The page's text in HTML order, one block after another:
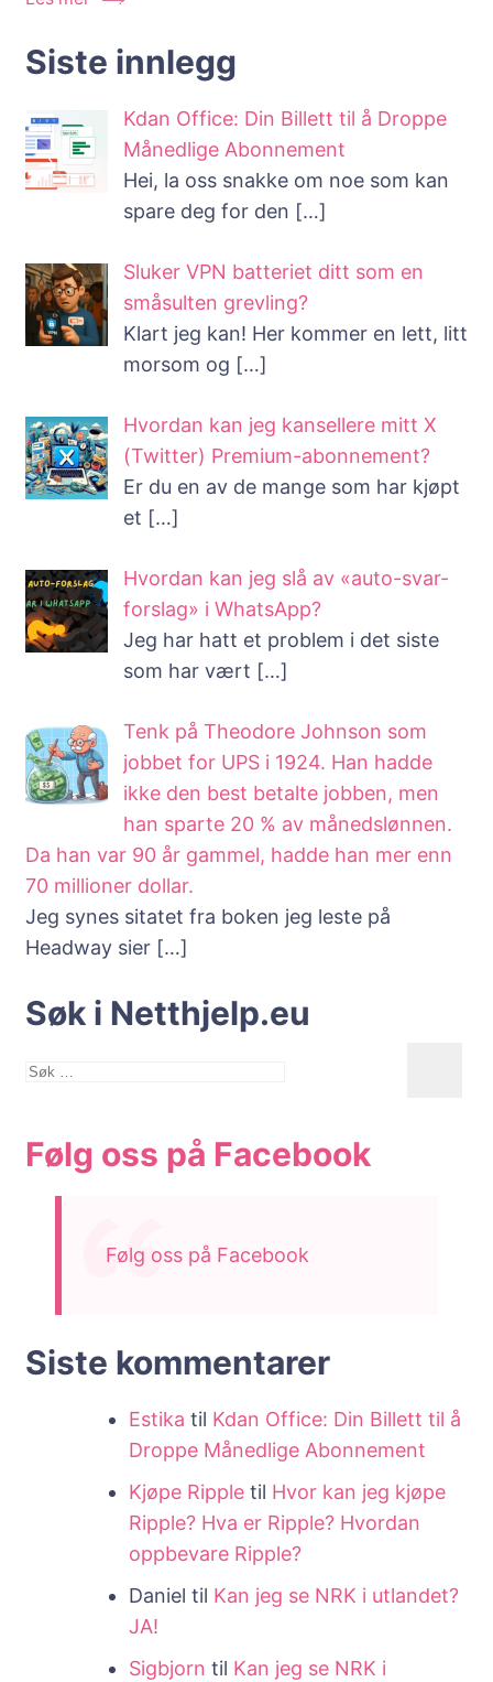
War
Siste innlegg
Kdan Office: Din Billett til å Droppe
Månedlige Abonnement
Hei, la oss snakke om noe som kan
spare deg for den […]
Sluker VPN batteriet ditt som en
småsulten grevling?
Klart jeg kan! Her kommer en lett, litt
morsom og […]
Hvordan kan jeg kansellere mitt X
(Twitter) Premium-abonnement?
Er du en av de mange som har kjøpt
et […]
Hvordan kan jeg slå av «auto-svar-
forslag» i WhatsApp?
Jeg har hatt et problem i det siste
som har vært […]
Tenk på Theodore Johnson som
jobbet for UPS i 1924. Han hadde
ikke den best betalte jobben, men
han sparte 20 % av månedslønnen.
Da han var 90 år gammel, hadde han mer enn
70 millioner dollar.
Jeg synes sitatet fra boken jeg leste på
Headway sier […]
Søk i Netthjelp.eu
Søk
Følg oss på Facebook
Følg oss på Facebook
Siste kommentarer
Estika til Kdan Office: Din Billett til å
Droppe Månedlige Abonnement
Kjøpe Ripple til Hvor kan jeg kjøpe
Ripple? Hva er Ripple? Hvordan
oppbevare Ripple?
Daniel til Kan jeg se NRK i utlandet?
JA!
Sigbjorn til Kan jeg se NRK i